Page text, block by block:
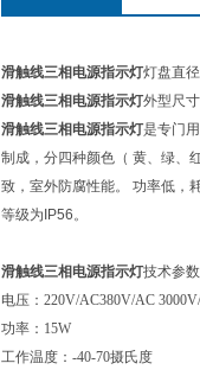
滑触线三相电源指示灯灯盘直
滑触线三相电源指示灯外型尺
滑触线三相电源指示灯是专门
制成，分四种颜色（ 黄、绿、
致，室外防腐性能。 功率低，
等级为IP56。
滑触线三相电源指示灯技术参数
电压：220V/AC380V/AC
功率：15W
工作温度：-40-70摄氏度